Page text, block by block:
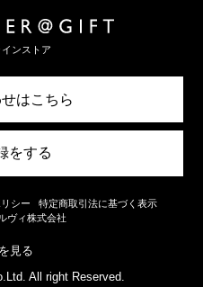
ンストア
はこちら
をする
シー
特定商取引法に基づく表示
ヴィ株式会社
見る
All right Reserved.